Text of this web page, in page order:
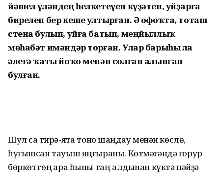
йәшел үләндең һелкетеүен күҙәтеп, уйҙарға
бирелеп бер кеше ултырған. Ә офоҡта, тоташ
стена булып, уйға батып, меңйыллыҡ
мөһабәт имәндәр торған. Улар барыһы ла
әлегә ҡаты йоҡо менән солғап алынған
булған.
Шул саҡ тирә-яҡта тоноҡ шаңдау менән көслө,
һуғыш­сан тауыш яңғыраны. Көт­мәгәндә ғорур
бөркөттөң ҡара һыны таң алдынан күктә пәйҙә